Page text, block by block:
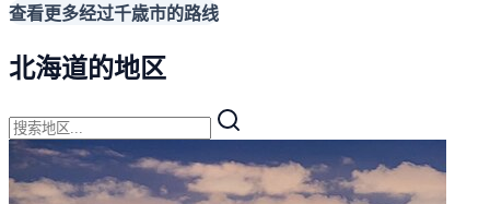
查看更多经过千歳市的路线
北海道的地区